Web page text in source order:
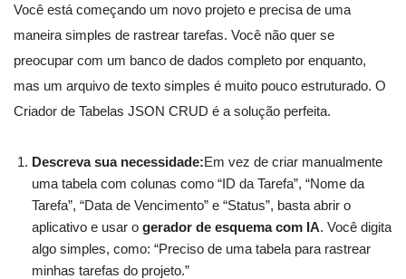
Você está começando um novo projeto e precisa de uma
maneira simples de rastrear tarefas. Você não quer se
preocupar com um banco de dados completo por enquanto,
mas um arquivo de texto simples é muito pouco estruturado. O
Criador de Tabelas JSON CRUD é a solução perfeita.
Descreva sua necessidade:Em vez de criar manualmente
uma tabela com colunas como “ID da Tarefa”, “Nome da
Tarefa”, “Data de Vencimento” e “Status”, basta abrir o
aplicativo e usar o gerador de esquema com IA. Você digita
algo simples, como: “Preciso de uma tabela para rastrear
minhas tarefas do projeto.”